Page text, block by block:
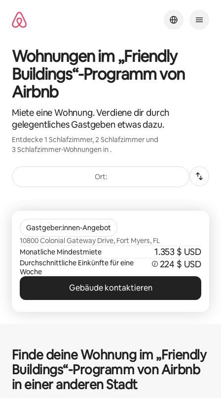
Inhalten
springen
Wohnungen im „Friendly
Buildings“-Programm von
Airbnb
Miete eine Wohnung. Verdiene dir durch
gelegentliches Gastgeben etwas dazu.
Entdecke 1 Schlafzimmer, 2 Schlafzimmer und
3 Schlafzimmer-Wohnungen in .
Ort:
Gastgeber:innen-Angebot
The Hendry
10800 Colonial Gateway Drive, Fort Myers, FL
Monatliche Mindestmiete
1.353 $ USD
Durchschnittliche Einkünfte für eine
Woche
224 $ USD
Gebäude kontaktieren
Finde deine Wohnung im „Friendly
Buildings“-Programm von Airbnb
in einer anderen Stadt